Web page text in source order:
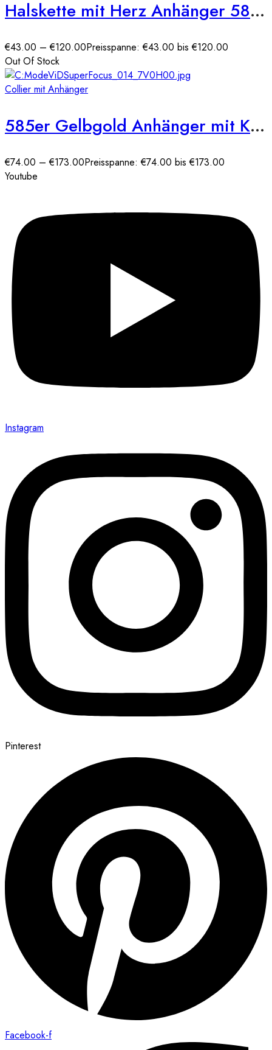
Halskette mit Herz Anhänger 585er Gelbgold
€43.00 –€120.00Preisspanne: €43.00 bis €120.00
Out Of Stock
Collier mit Anhänger
585er Gelbgold Anhänger mit Kreis Zirkonia
€74.00 –€173.00Preisspanne: €74.00 bis €173.00
Youtube
Instagram
Pinterest
Facebook-f